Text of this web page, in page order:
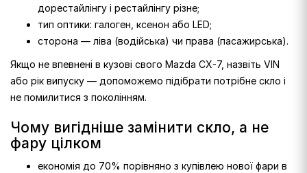
дорестайлінгу і рестайлінгу різне;
тип оптики: галоген, ксенон або LED;
сторона — ліва (водійська) чи права (пасажирська).
Якщо не впевнені в кузові свого Mazda CX-7, назвіть VIN
або рік випуску — допоможемо підібрати потрібне скло і
не помилитися з поколінням.
Чому вигідніше замінити скло, а не
фару цілком
економія до 70% порівняно з купівлею нової фари в